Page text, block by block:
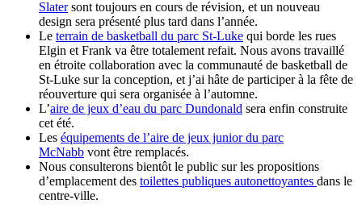
Slater sont toujours en cours de révision, et un nouveau
design sera présenté plus tard dans l’année.
Le terrain de basketball du parc St-Luke qui borde les rues
Elgin et Frank va être totalement refait. Nous avons travaillé
en étroite collaboration avec la communauté de basketball de
St-Luke sur la conception, et j’ai hâte de participer à la fête de
réouverture qui sera organisée à l’automne.
L’aire de jeux d’eau du parc Dundonald sera enfin construite
cet été.
Les équipements de l’aire de jeux junior du parc
McNabb vont être remplacés.
Nous consulterons bientôt le public sur les propositions
d’emplacement des toilettes publiques autonettoyantes dans le
centre-ville.